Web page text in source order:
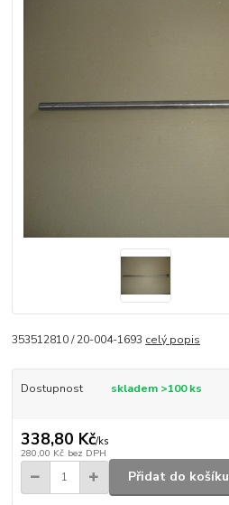
353512810 / 20-004-1693 celý popis
Dostupnost skladem >100 ks
338,80 Kč/ks
280,00 Kč bez DPH
Přidat do košíku